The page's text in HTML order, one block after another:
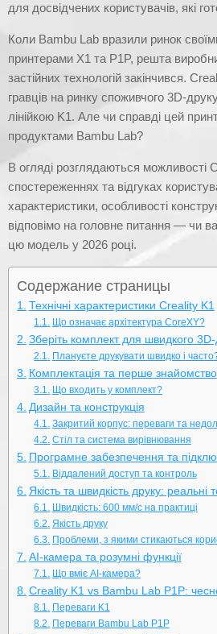
для досвідчених користувачів, які
Коли Bambu Lab вразили ринок
принтерами X1 та P1P, решта
застійних технологій закінчився.
гравців на ринку споживчого 3D-
лінійкою K1. Але чи справді цей
продуктами Bambu Lab?
В огляді розглядаються можливості
спостереженнях та відгуках
характеристики, особливості
відповімо на головне питання — чи
цю модель у 2026 році.
Содержание страницы
Технічні характеристики Creality K1
Що означає архітектура CoreXY?
Зберіть комплект для швидкого
Плануєте друкувати швидко і
Комплектація та перше знайомство
Що входить у комплект?
Дизайн та конструкція
Закритий корпус: переваги та
Стіл та система вирівнювання
Програмне забезпечення та
Віддалений доступ та контроль
Якість та швидкість друку: реальні
Швидкість: 600 мм/с на практиці
Якість друку
Проблеми, з якими стикаються
AI-камера та розумні функції
Що вміє AI-камера?
Creality K1 vs Bambu Lab P1P:
Переваги K1
Переваги Bambu Lab P1P